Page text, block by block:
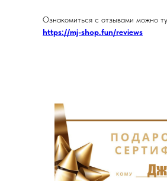
Ознакомиться с отзывами можно
https://mj-shop.fun/reviews